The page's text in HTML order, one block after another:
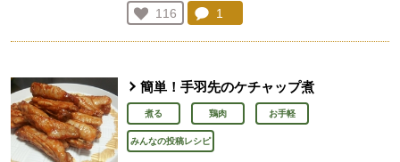
お気に入り登録：
116
人が登録
コメント：
1
簡単！手羽先のケチャップ煮
煮る 鶏肉 お手軽
みんなの投稿レシピ